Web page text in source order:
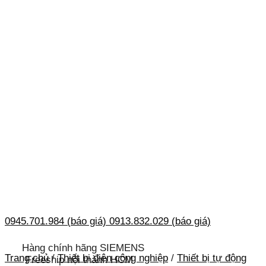
0945.701.984 (báo giá) 0913.832.029 (báo giá)
Hàng chính hãng SIEMENS
Freeship nội thành HCM
Trang chủ / Thiết bị điện công nghiệp / Thiết bị tự động